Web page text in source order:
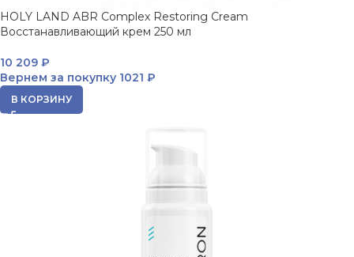
HOLY LAND ABR Complex Restoring Cream
Восстанавливающий крем 250 мл
10 209 ₽
Вернем за покупку 1021 ₽
В КОРЗИНУ